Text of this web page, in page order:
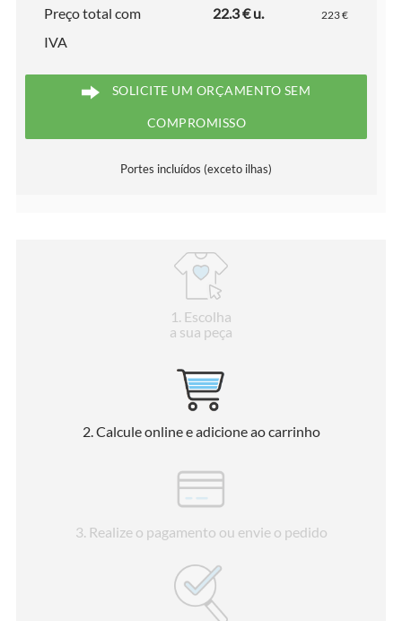
Preço total com
IVA
22.3 € u. 223 €
SOLICITE UM ORÇAMENTO SEM
COMPROMISSO
Portes incluídos (exceto ilhas)
1 . Escolha
a sua peça
2. Calcule online e adicione ao carrinho
3. Realize o pagamento ou envie o pedido